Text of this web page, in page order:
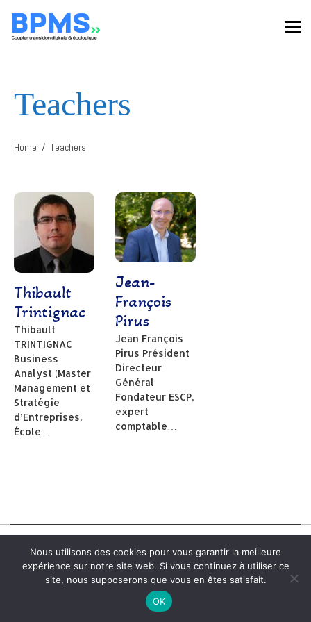
Teachers
Home Teachers
Thibault
Trintignac
Thibault
TRINTIGNAC
Business
Analyst (Master
Management et
Stratégie
d’Entreprises,
École…
Jean-
François
Pirus
Jean François
Pirus Président
Directeur
Général
Fondateur ESCP,
expert
comptable…
Nous utilisons des cookies pour vous garantir la meilleure
expérience sur notre site web. Si vous continuez à utiliser ce
site, nous supposerons que vous en êtes satisfait.
OK